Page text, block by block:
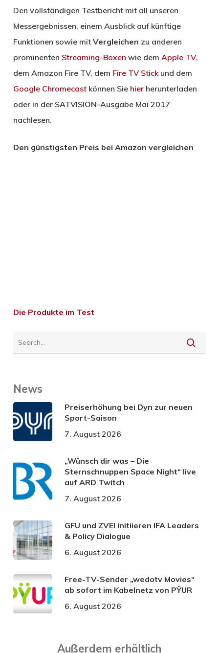
Den vollständigen Testbericht mit all unseren
Messergebnissen, einem Ausblick auf künftige
Funktionen sowie mit Vergleichen zu anderen
prominenten Streaming-Boxen wie dem Apple TV,
dem Amazon Fire TV, dem Fire TV Stickund dem
Google Chromecastkönnen Sie hierherunterladen
oder in der SATVISION-Ausgabe Mai 2017
nachlesen.
Den günstigsten Preis bei Amazon vergleichen
Die Produkte im Test
News
Preiserhöhung bei Dyn zur neuen
Sport-Saison
7. August 2026
„Wünsch dir was – Die
Sternschnuppen Space Night“ live
auf ARD Twitch
7. August 2026
GFU und ZVEI initiieren IFA Leaders
& Policy Dialogue
6. August 2026
Free-TV-Sender „wedotv Movies“
ab sofort im Kabelnetz von PŸUR
6. August 2026
Außerdem erhältlich